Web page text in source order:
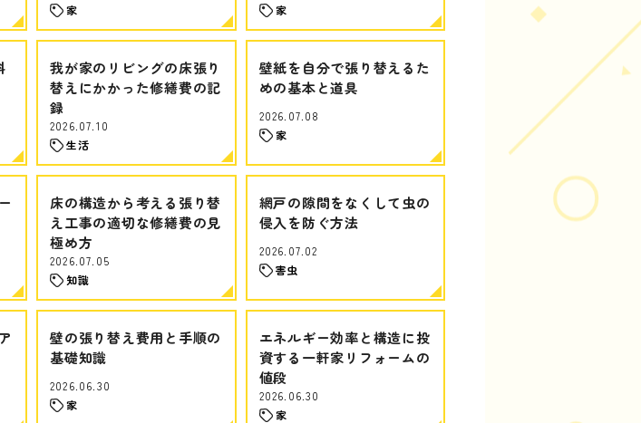
家
家
我が家のリビングの床張り
替えにかかった修繕費の記
録
2026.07.10
生活
壁紙を自分で張り替えるた
めの基本と道具
2026.07.08
家
床の構造から考える張り替
え工事の適切な修繕費の見
極め方
2026.07.05
知識
網戸の隙間をなくして虫の
侵入を防ぐ方法
2026.07.02
害虫
壁の張り替え費用と手順の
基礎知識
2026.06.30
家
エネルギー効率と構造に投
資する一軒家リフォームの
値段
2026.06.30
家